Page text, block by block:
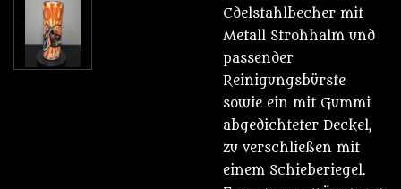
Edelstahlbecher mit
Metall Strohhalm und
passender
Reinigungsbürste
sowie ein mit Gummi
abgedichteter Deckel,
zu verschließen mit
einem Schieberiegel.